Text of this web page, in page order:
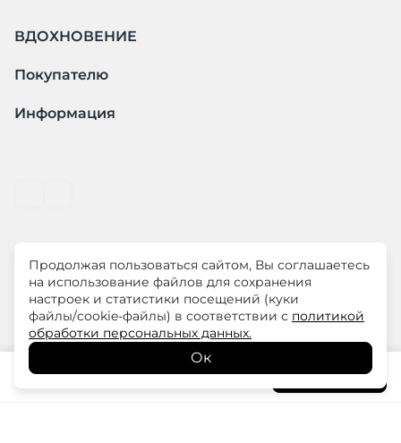
13 800₽
7 590₽ В корзину
ВДОХНОВЕНИЕ
Покупателю
Информация
© ООО "ЛиМ Холдинг" 2026
ELISA.AND.ME – элегантная премиум одежда для
современных женщин
Продолжая пользоваться сайтом, Вы соглашаетесь
на использование файлов для сохранения
настроек и статистики посещений (куки
файлы/cookie-файлы) в соответствии с политикой
обработки персональных данных.
Ок